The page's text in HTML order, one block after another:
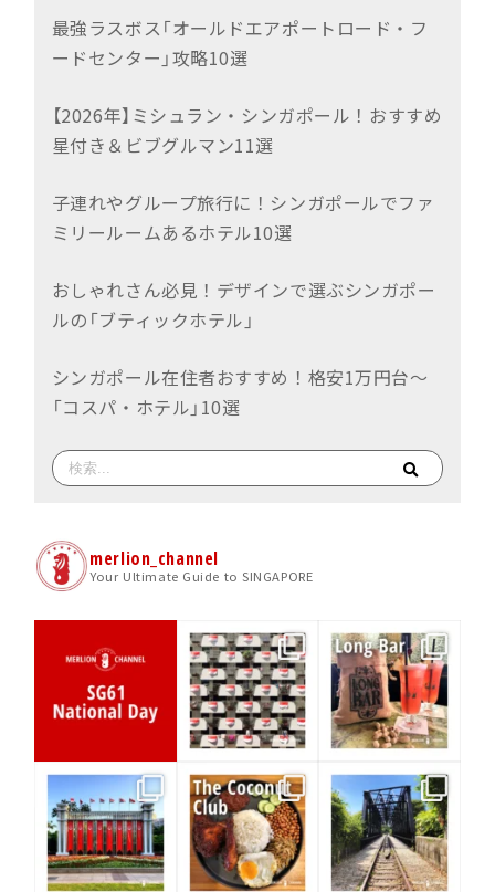
最強ラスボス「オールドエアポートロード・フ
ードセンター」攻略10選
【2026年】ミシュラン・シンガポール！おすすめ
星付き＆ビブグルマン11選
子連れやグループ旅行に！シンガポールでファ
ミリールームあるホテル10選
おしゃれさん必見！デザインで選ぶシンガポー
ルの「ブティックホテル」
シンガポール在住者おすすめ！格安1万円台〜
「コスパ・ホテル」10選
merlion_channel
Your Ultimate Guide to SINGAPORE